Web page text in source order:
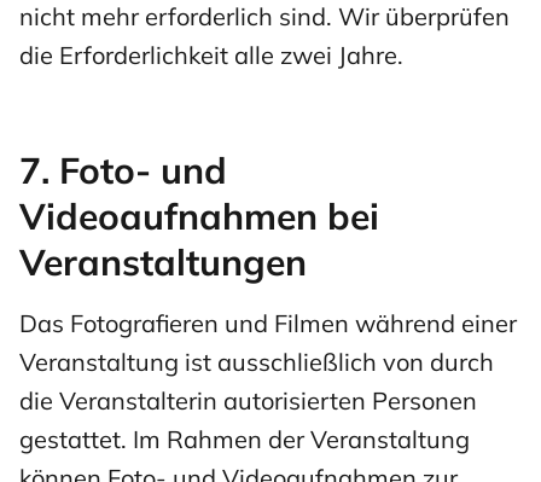
nicht mehr erforderlich sind. Wir überprüfen
die Erforderlichkeit alle zwei Jahre.
7. Foto- und
Videoaufnahmen bei
Veranstaltungen
Das Fotografieren und Filmen während einer
Veranstaltung ist ausschließlich von durch
die Veranstalterin autorisierten Personen
gestattet. Im Rahmen der Veranstaltung